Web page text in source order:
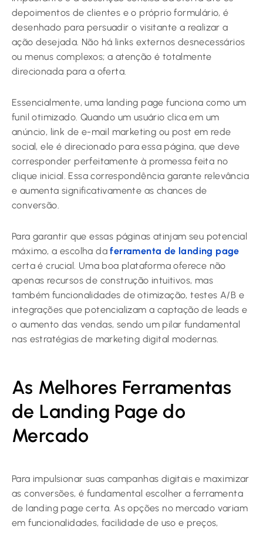
depoimentos de clientes e o próprio formulário, é
desenhado para persuadir o visitante a realizar a
ação desejada. Não há links externos desnecessários
ou menus complexos; a atenção é totalmente
direcionada para a oferta.
Essencialmente, uma landing page funciona como um
funil otimizado. Quando um usuário clica em um
anúncio, link de e-mail marketing ou post em rede
social, ele é direcionado para essa página, que deve
corresponder perfeitamente à promessa feita no
clique inicial. Essa correspondência garante relevância
e aumenta significativamente as chances de
conversão.
Para garantir que essas páginas atinjam seu potencial
máximo, a escolha daferramenta de landing page
certa é crucial. Uma boa plataforma oferece não
apenas recursos de construção intuitivos, mas
também funcionalidades de otimização, testes A/B e
integrações que potencializam a captação de leads e
o aumento das vendas, sendo um pilar fundamental
nas estratégias de marketing digital modernas.
As Melhores Ferramentas
de Landing Page do
Mercado
Para impulsionar suas campanhas digitais e maximizar
as conversões, é fundamental escolher a ferramenta
de landing page certa. As opções no mercado variam
em funcionalidades, facilidade de uso e preços,